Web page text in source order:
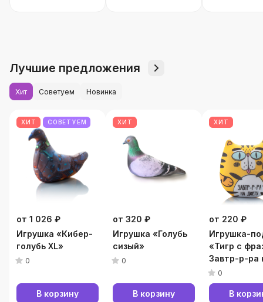
Лучшие предложения
Хит Советуем Новинка
ХИТ СОВЕТУЕМ
от 1 026 ₽
Игрушка «Кибер-
голубь XL»
0
В корзину
ХИТ
от 320 ₽
Игрушка «Голубь
сизый»
0
В корзину
ХИТ
от 220 ₽
Игрушка-
«Тигр с
Завтр-р-ра
диету»
0
В